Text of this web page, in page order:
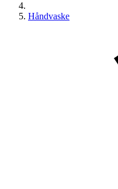
Håndvaske